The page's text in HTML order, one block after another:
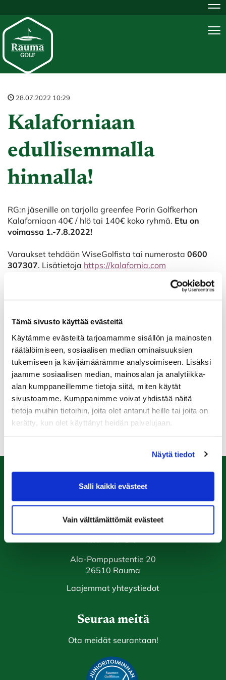
Tämä sivusto käyttää evästeitä
Käytämme evästeitä tarjoamamme sisällön ja mainosten
räätälöimiseen, sosiaalisen median ominaisuuksien
tukemiseen ja kävijämäärämme analysoimiseen. Lisäksi
jaamme sosiaalisen median, mainosalan ja analytiikka-
alan kumppaneillemme tietoja siitä, miten käytät
sivustoamme. Kumppanimme voivat yhdistää näitä
tietoja muihin tietoihin, joita olet antanut heille tai joita on
kerätty, kun olet käyttänyt heidän palvelujaan.
Näytä tiedot
Salli kaikki evästeet
Vain välttämättömät evästeet
28.07.2022 10:29
Kalaforniaan
edullisemmalla
hinnalla!
RG:n jäsenille on tarjolla greenfee Porin Golfkerhon
Kalaforniaan 40€ / hlö tai 140€ koko ryhmä. Etu on
voimassa 1.-7.8.2022!
Varaukset tehdään WiseGolfista tai numerosta 0600
307307. Lisätietoja https://kalafornia.com
PGK:n jäsenille on vastaava etu Raumalle 18-reiän
Caddiemaster
0447974813
caddiemaster@raumagolf.fi
Rauma Golf
Ala-Pomppustentie 20
26510 Rauma
Laajemmat yhteystiedot
Seuraa meitä
Ota meidät seurantaan!